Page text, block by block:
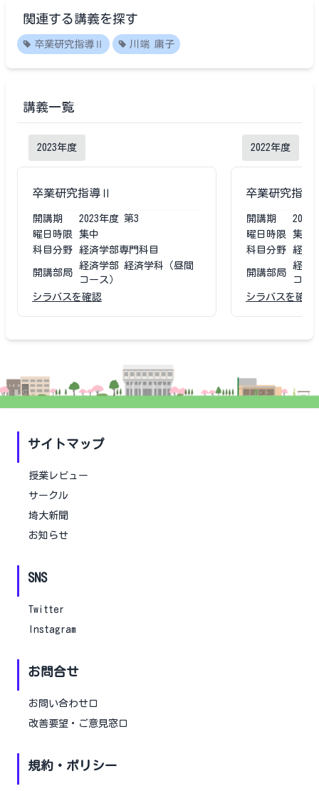
関連する講義を探す
卒業研究指導Ⅱ 川端 庸子
講義一覧
2023年度
卒業研究指導Ⅱ
開講期 2023年度 第3
曜日時限
集中
科目分野
経済学部専門科目
開講部局
経済学部 経済学科（昼間
コース）
シラバスを確認
2022年度
卒業研究指
開講期 2022
曜日時限
集中
科目分野
経済
開講部局
経済
コー
シラバスを確認
サイトマップ
授業レビュー
サークル
埼大新聞
お知らせ
SNS
Twitter
Instagram
お問合せ
お問い合わせ口
改善要望・ご意見窓口
規約・ポリシー